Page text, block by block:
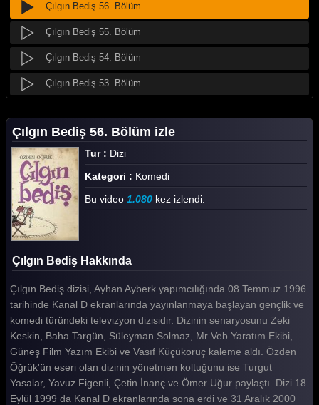
Çılgın Bediş 56. Bölüm
Çılgın Bediş 55. Bölüm
Çılgın Bediş 54. Bölüm
Çılgın Bediş 53. Bölüm
Çılgın Bediş 51. Bölüm
Çılgın Bediş 50. Bölüm
Çılgın Bediş 49. Bölüm
Çılgın Bediş 48. Bölüm
Çılgın Bediş 47. Bölüm
Çılgın Bediş 46. Bölüm
Çılgın Bediş 45. Bölüm
Çılgın Bediş 44. Bölüm
Çılgın Bediş 43. Bölüm
Çılgın Bediş 42. Bölüm
Çılgın Bediş 41. Bölüm
Çılgın Bediş 56. Bölüm izle
Tur : Dizi
Kategori : Komedi
Bu video 1.080 kez izlendi.
Çılgın Bediş Hakkında
Çılgın Bediş dizisi, Ayhan Ayberk yapımcılığında 08 Temmuz 1996
tarihinde Kanal D ekranlarında yayınlanmaya başlayan gençlik ve
komedi türündeki televizyon dizisidir. Dizinin senaryosunu Zeki
Keskin, Baha Targün, Süleyman Solmaz, Mr Veb Yaratım Ekibi,
Güneş Film Yazım Ekibi ve Vasıf Küçükoruç kaleme aldı. Özden
Öğrük'ün eseri olan dizinin yönetmen koltuğunu ise Turgut
Yasalar, Yavuz Figenli, Çetin İnanç ve Ömer Uğur paylaştı. Dizi 18
Eylül 1999 da Kanal D ekranlarında sona erdi ve 31 Aralık 2000